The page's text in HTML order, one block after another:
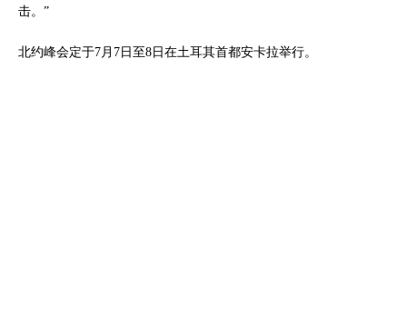
击。”
北约峰会定于7月7日至8日在土耳其首都安卡拉举行。